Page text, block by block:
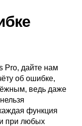
Pro, дайте нам
об ошибке,
ведь даже
функция
и при любых